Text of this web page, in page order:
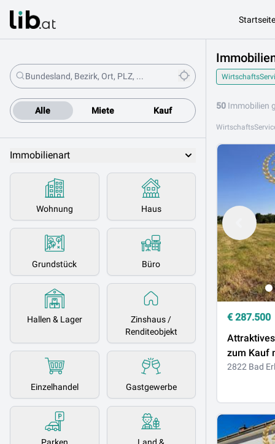
Startseite
Alle Miete Kauf
Immobilienart
Wohnung Haus
Grundstück Büro
Hallen & Lager
Zinshaus /
Renditeobjekt
Einzelhandel Gastgewerbe
50 Immobilien
€ 287.500
zum Kauf
in 2822
2822 Bad